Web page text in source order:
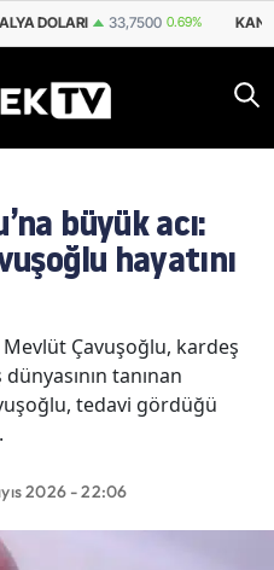
DOLARI 33,7500 0.69%
büyük acı:
hayatını
Çavuşoğlu, kardeş
dünyasının tanınan
tedavi gördüğü
2026 - 22:06